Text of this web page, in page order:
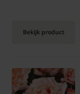
Bekijk product